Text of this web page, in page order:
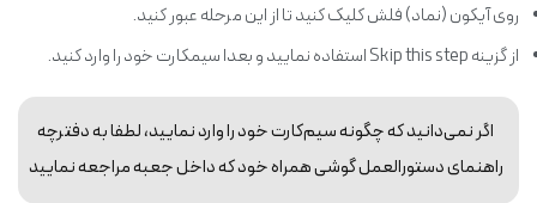
روی آیکون (نماد) فلش کلیک کنید تا از این مرحله عبور کنید.
از گزینه Skip this step استفاده نمایید و بعدا سیم‏کارت خود را وارد کنید.
اگر نمی‌دانید که چگونه سیم‌کارت خود را وارد نمایید، لطفا به دفترچه
راهنمای دستورالعمل گوشی همراه خود که داخل جعبه مراجعه نمایید